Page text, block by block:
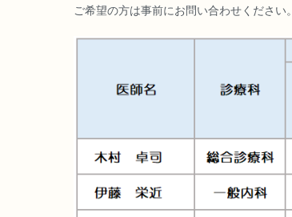
ご希望の方は事前にお問い合わせください。